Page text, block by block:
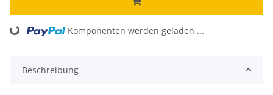
Loading... Komponenten werden geladen ...
Beschreibung